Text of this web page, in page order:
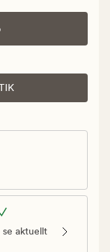
se aktuellt